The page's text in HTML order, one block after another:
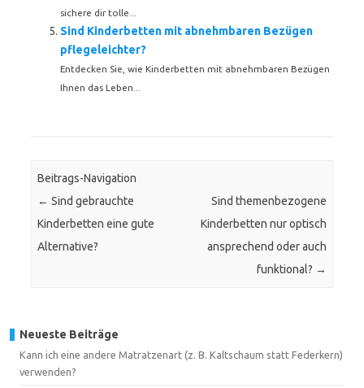
sichere dir tolle...
Sind Kinderbetten mit abnehmbaren Bezügen
pflegeleichter?
Entdecken Sie, wie Kinderbetten mit abnehmbaren Bezügen
Ihnen das Leben...
Beitrags-Navigation
← Sind gebrauchte
Kinderbetten eine gute
Alternative?
Sind themenbezogene
Kinderbetten nur optisch
ansprechend oder auch
funktional? →
Neueste Beiträge
Kann ich eine andere Matratzenart (z. B. Kaltschaum statt Federkern)
verwenden?